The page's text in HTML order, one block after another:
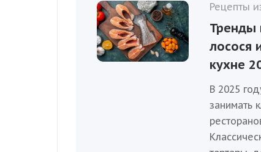
Рецепты
Тренды
лосося
кухне
В 2025
занимать